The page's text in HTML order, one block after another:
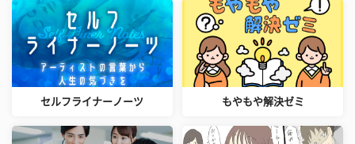
セルフライナーノーツ もやもや解決ゼミ